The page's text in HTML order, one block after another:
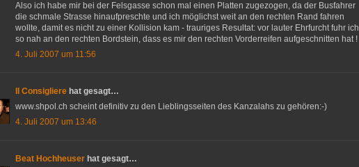
Also ich habe mir bei der Felsgasse schon mal einen Platten zugezogen, da der Busfahrer
die schmale Strasse hinaufpreschte und ich möglichst weit an den rechten Rand fahren
wollte, damit es nicht zu einer Kollision kam - trauriges Resultat: vor lauter Ehrfurcht fuhr ich
so nah an den rechten Bordstein, dass es mir den rechten Vorderreifen aufgeschnitten hat !
4. Juli 2007 um 11:56
Il Consigliere hat gesagt…
www.shpol.ch scheint definitiv zu den Lieblingsseiten des Kanzalahs zu gehören:-)
4. Juli 2007 um 13:46
Beat Hochheuser hat gesagt…